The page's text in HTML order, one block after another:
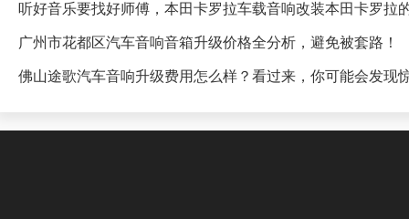
听好音乐要找好师傅，本田卡罗拉车载音响改装本田卡罗拉
广州市花都区汽车音响音箱升级价格全分析，避免被套路！
佛山途歌汽车音响升级费用怎么样？看过来，你可能会发现